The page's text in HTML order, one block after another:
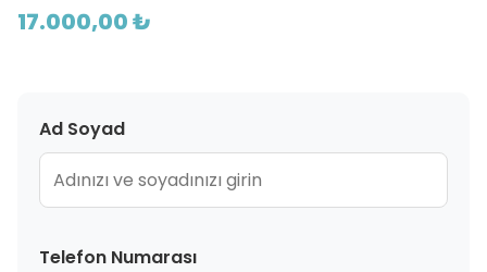
17.000,00 ₺
Ad Soyad
Telefon Numarası